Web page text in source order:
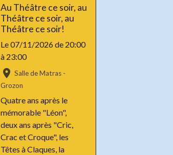
Au Théâtre ce soir, au
Théâtre ce soir, au
Théâtre ce soir!
Le 07/11/2026de 20:00
à 23:00
Salle de Matras -
Grozon
Quatre ans après le
mémorable "Léon",
deux ans après "Cric,
Crac et Croque", les
Têtes à Claques, la